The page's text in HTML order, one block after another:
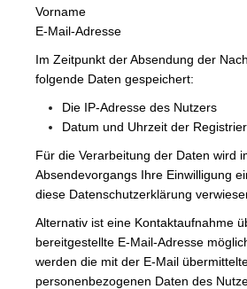
Vorname
E-Mail-Adresse
Im Zeitpunkt der Absendung der
folgende Daten gespeichert:
Die IP-Adresse des Nutzers
Datum und Uhrzeit der
Für die Verarbeitung der Daten wird
Absendevorgangs Ihre Einwilligung
diese Datenschutzerklärung
Alternativ ist eine Kontaktaufnahme
bereitgestellte E-Mail-Adresse
werden die mit der E-Mail
personenbezogenen Daten des